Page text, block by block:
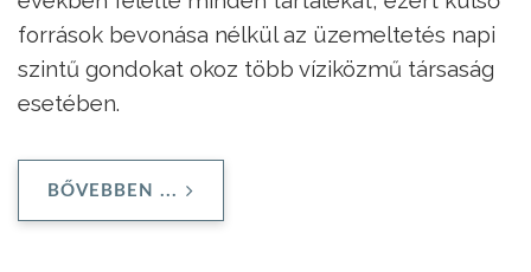
források bevonása nélkül az üzemeltetés napi
szintű gondokat okoz több víziközmű társaság
esetében.
BŐVEBBEN ...